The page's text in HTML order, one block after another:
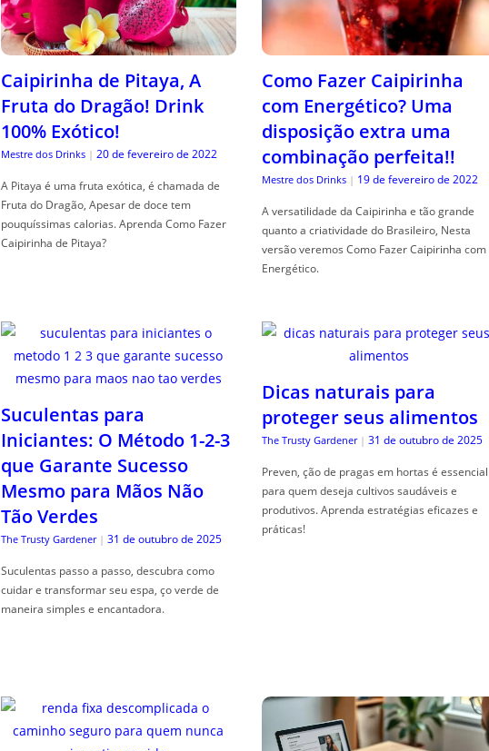
Caipirinha de Pitaya, A
Fruta do Dragão! Drink
100% Exótico!
Mestre dos Drinks | 20 de fevereiro de 2022
A Pitaya é uma fruta exótica, é chamada de
Fruta do Dragão, Apesar de doce tem
pouquíssimas calorias. Aprenda Como Fazer
Caipirinha de Pitaya?
Como Fazer Caipirinha
com Energético? Uma
disposição extra uma
combinação perfeita!!
Mestre dos Drinks | 19 de fevereiro de 2022
A versatilidade da Caipirinha e tão grande
quanto a criatividade do Brasileiro, Nesta
versão veremos Como Fazer Caipirinha com
Energético.
Suculentas para
Iniciantes: O Método 1-2-3
que Garante Sucesso
Mesmo para Mãos Não
Tão Verdes
The Trusty Gardener | 31 de outubro de 2025
Suculentas passo a passo, descubra como
cuidar e transformar seu espa, ço verde de
maneira simples e encantadora.
Dicas naturais para
proteger seus alimentos
The Trusty Gardener | 31 de outubro de 2025
Preven, ção de pragas em hortas é essencial
para quem deseja cultivos saudáveis e
produtivos. Aprenda estratégias eficazes e
práticas!